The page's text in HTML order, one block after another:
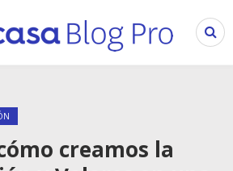
creamos la